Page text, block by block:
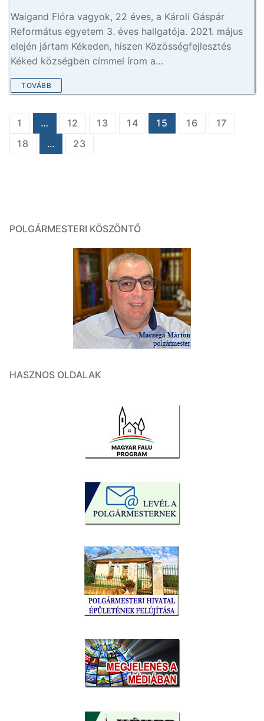
Waigand Flóra vagyok, 22 éves, a Károli Gáspár
Református egyetem 3. éves hallgatója. 2021. május
elején jártam Kékeden, hiszen Közösségfejlesztés
Kéked községben címmel írom a…
TOVÁBB
Bejegyzés
navigáció
1 … 12 13 14 15 16
17
18
… 23
POLGÁRMESTERI KÖSZÖNTŐ
HASZNOS OLDALAK